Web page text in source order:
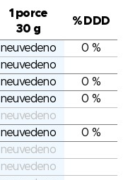
1 porce
30 g
% DDD
neuvedeno
0 %
neuvedeno
neuvedeno
0 %
neuvedeno
0 %
neuvedeno
neuvedeno
0 %
neuvedeno
neuvedeno